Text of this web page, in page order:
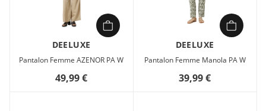
DEELUXE
Pantalon Femme AZENOR PA W
49,99 €
DEELUXE
Pantalon Femme Manola PA W
39,99 €